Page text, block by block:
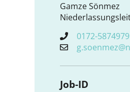
Gamze Sönmez
0172-5874979
Job-ID